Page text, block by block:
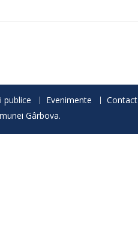
publice Evenimente Contact
Gârbova.